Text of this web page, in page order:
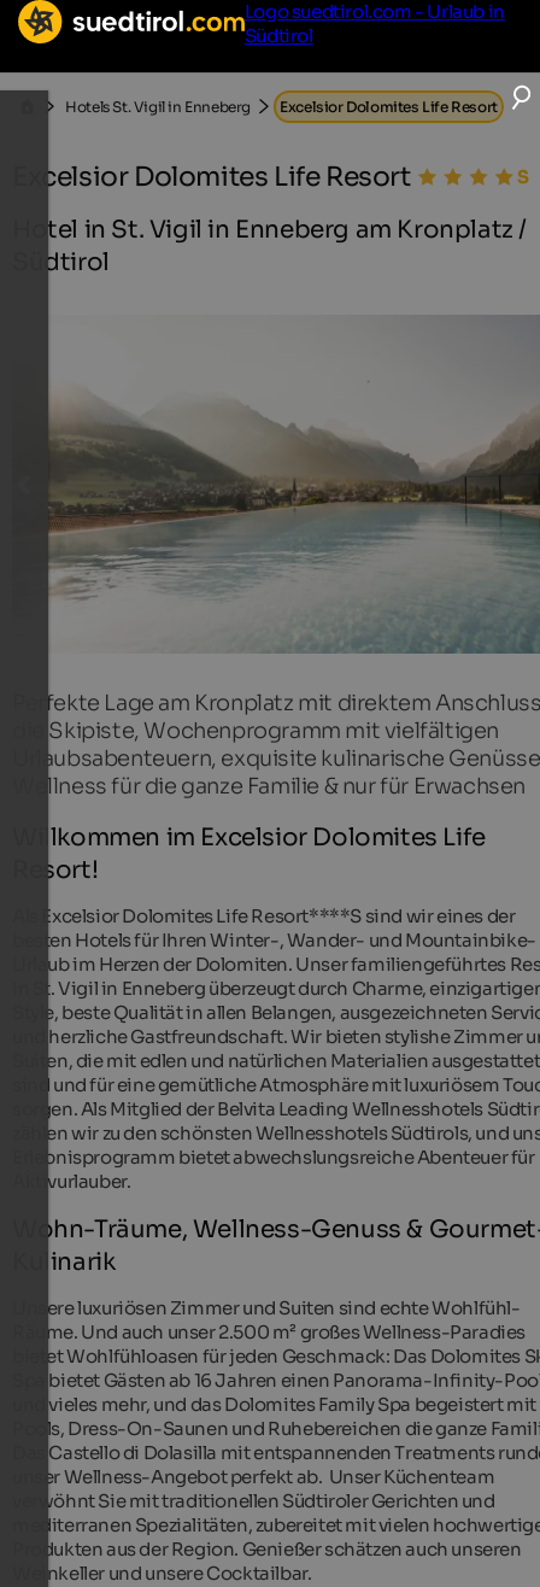
Logo suedtirol.com - Urlaub in
Südtirol
Hotels St. Vigil in Enneberg Excelsior Dolomites Life Resort
Excelsior Dolomites Life Resort
Hotel in St. Vigil in Enneberg am Kronplatz /
Südtirol
Perfekte Lage am Kronplatz mit direktem
die Skipiste, Wochenprogramm mit vielfältigen
Urlaubsabenteuern, exquisite kulinarische
Wellness für die ganze Familie & nur für Erwachsen
Willkommen im Excelsior Dolomites Life
Resort!
Als Excelsior Dolomites Life Resort****S sind wir eines der
besten Hotels für Ihren Winter-, Wander- und Mountainbike-
Urlaub im Herzen der Dolomiten. Unser familiengeführtes
in St. Vigil in Enneberg überzeugt durch Charme,
Style, beste Qualität in allen Belangen, ausgezeichneten
und herzliche Gastfreundschaft. Wir bieten stylishe Zimmer
Suiten, die mit edlen und natürlichen Materialien ausgestattet
sind und für eine gemütliche Atmosphäre mit luxuriösem
sorgen. Als Mitglied der Belvita Leading Wellnesshotels
zählen wir zu den schönsten Wellnesshotels Südtirols, und
Erlebnisprogramm bietet abwechslungsreiche Abenteuer für
Aktivurlauber.
Wohn-Träume, Wellness-Genuss &
Kulinarik
Unsere luxuriösen Zimmer und Suiten sind echte Wohlfühl-
Räume. Und auch unser 2.500 m² großes Wellness-Paradies
bietet Wohlfühloasen für jeden Geschmack: Das Dolomites
Spa bietet Gästen ab 16 Jahren einen Panorama-Infinity-
und vieles mehr, und das Dolomites Family Spa begeistert mit
Pools, Dress-On-Saunen und Ruhebereichen die ganze
Das Castello di Dolasilla mit entspannenden Treatments
unser Wellness-Angebot perfekt ab. Unser Küchenteam
verwöhnt Sie mit traditionellen Südtiroler Gerichten und
mediterranen Spezialitäten, zubereitet mit vielen
Produkten aus der Region. Genießer schätzen auch unseren
Weinkeller und unsere Cocktailbar.